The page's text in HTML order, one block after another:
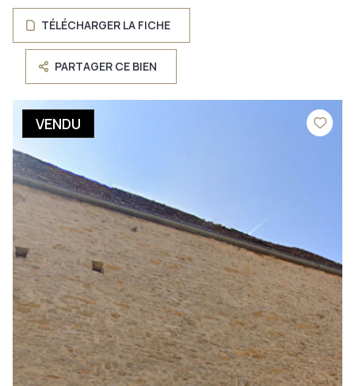
TÉLÉCHARGER LA FICHE
PARTAGER CE BIEN
VENDU